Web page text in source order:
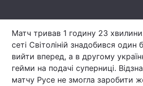
Послуги
Матч тривав 1 годину 23
сеті Світоліній знадобився
вийти вперед, а в другому
гейми на подачі суперниці.
матчу Русе не змогла заробити